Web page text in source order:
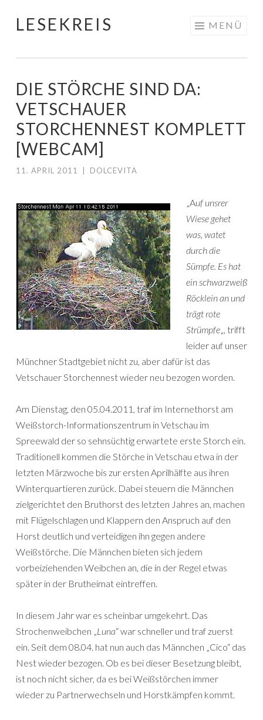
Springe
LESEKREIS MENÜ
DIE STÖRCHE SIND DA:
VETSCHAUER
STORCHENNEST KOMPLETT
[WEBCAM]
11. APRIL 2011 DOLCEVITA
„Auf unsrer
Wiese gehet
was, watet
durch die
Sümpfe. Es hat
ein schwarzweiß
Röcklein an und
trägt rote
Strümpfe„, trifft
leider auf unser
Münchner Stadtgebiet nicht zu, aber dafür ist das
Vetschauer Storchennest wieder neu bezogen worden.
Am Dienstag, den 05.04.2011, traf im Internethorst am
Weißstorch-Informationszentrum in Vetschau im
Spreewald der so sehnsüchtig erwartete erste Storch ein.
Traditionell kommen die Störche in Vetschau etwa in der
letzten Märzwoche bis zur ersten Aprilhälfte aus ihren
Winterquartieren zurück. Dabei steuern die Männchen
zielgerichtet den Bruthorst des letzten Jahres an, machen
mit Flügelschlagen und Klappern den Anspruch auf den
Horst deutlich und verteidigen ihn gegen andere
Weißstörche. Die Männchen bieten sich jedem
vorbeiziehenden Weibchen an, die in der Regel etwas
später in der Brutheimat eintreffen.
In diesem Jahr war es scheinbar umgekehrt. Das
Strochenweibchen „Luna“ war schneller und traf zuerst
ein. Seit dem 08.04. hat nun auch das Männchen „Cico“ das
Nest wieder bezogen. Ob es bei dieser Besetzung bleibt,
ist noch nicht sicher, da es bei Weißstörchen immer
wieder zu Partnerwechseln und Horstkämpfen kommt.